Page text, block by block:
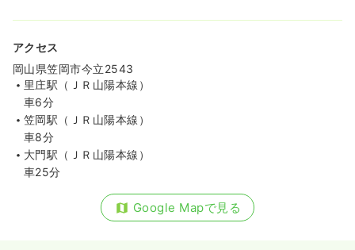
アクセス
岡山県笠岡市今立2543
里庄駅（ＪＲ山陽本線）
車6分
笠岡駅（ＪＲ山陽本線）
車8分
大門駅（ＪＲ山陽本線）
車25分
Google Mapで見る